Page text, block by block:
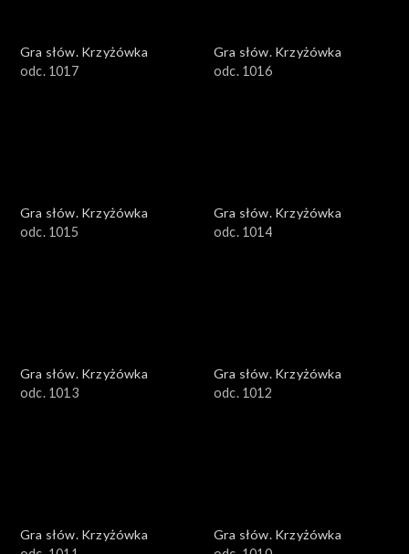
Gra słów. Krzyżówka
odc. 1017
Gra słów. Krzyżówka
odc. 1016
Gra słów. Krzyżówka
odc. 1015
Gra słów. Krzyżówka
odc. 1014
Gra słów. Krzyżówka
odc. 1013
Gra słów. Krzyżówka
odc. 1012
Gra słów. Krzyżówka
Gra słów. Krzyżówka